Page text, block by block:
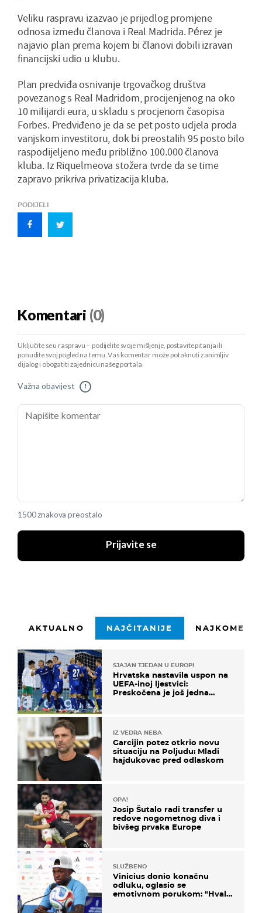
Veliku raspravu izazvao je prijedlog promjene
odnosa između članova i Real Madrida. Pérez je
najavio plan prema kojem bi članovi dobili izravan
financijski udio u klubu.
Plan predviđa osnivanje trgovačkog društva
povezanog s Real Madridom, procijenjenog na oko
10 milijardi eura, u skladu s procjenom časopisa
Forbes. Predviđeno je da se pet posto udjela proda
vanjskom investitoru, dok bi preostalih 95 posto bilo
raspodijeljeno među približno 100.000 članova
kluba. Iz Riquelmeova stožera tvrde da se time
zapravo prikriva privatizacija kluba.
PODIJELI
Komentari (0)
Uključite se u raspravu – podijelite svoje mišljenje, postavite pitanja ili
ponudite svoj pogled na temu. Vaš komentar može potaknuti zanimljiv
dijalog i obogatiti zajednicu našeg portala.
Važna obavijest !
1500 znakova preostalo
Prijavite se
AKTUALNO NAJČITANIJE
SJAJAN TJEDAN U EUROPI
Hrvatska nastavila uspon na
UEFA-inoj ljestvici:
Preskočena je još jedna
IZ VEDRA NEBA
Garcijin potez otkrio novu
situaciju na Poljudu: Mladi
hajdukovac pred odlaskom
OPA!
Josip Šutalo radi transfer u
redove nogometnog diva i
bivšeg prvaka Europe
SLUŽBENO
Vinicius donio konačnu
odluku, oglasio se
emotivnom porukom: "Hvala